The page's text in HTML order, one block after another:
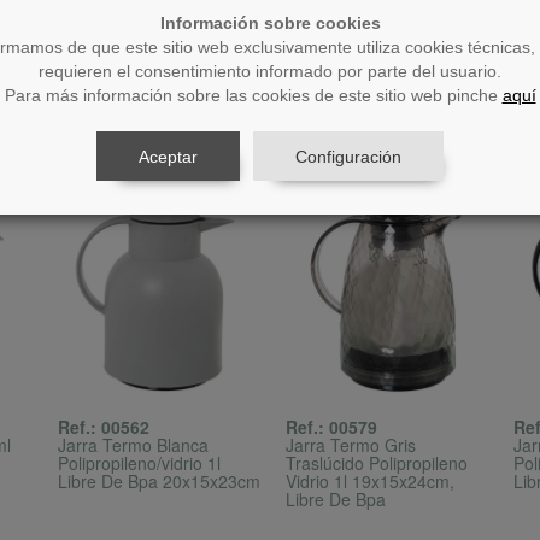
Información sobre cookies
de que este sitio web exclusivamente utiliza cookies técnicas,
requieren el consentimiento informado por parte del usuario.
Para más información sobre las cookies de este sitio web pinche aquí
Aceptar Configuración
21,27€ Añadir 11,39€ Añadir
Ref.: 00562
Jarra Termo Blanca
Polipropileno/vidrio 1l
Libre De Bpa 20x15x23cm
Ref.: 00579
Jarra Termo Gris
Traslúcido Polipropileno
Vidrio 1l 19x15x24cm,
Libre De Bpa